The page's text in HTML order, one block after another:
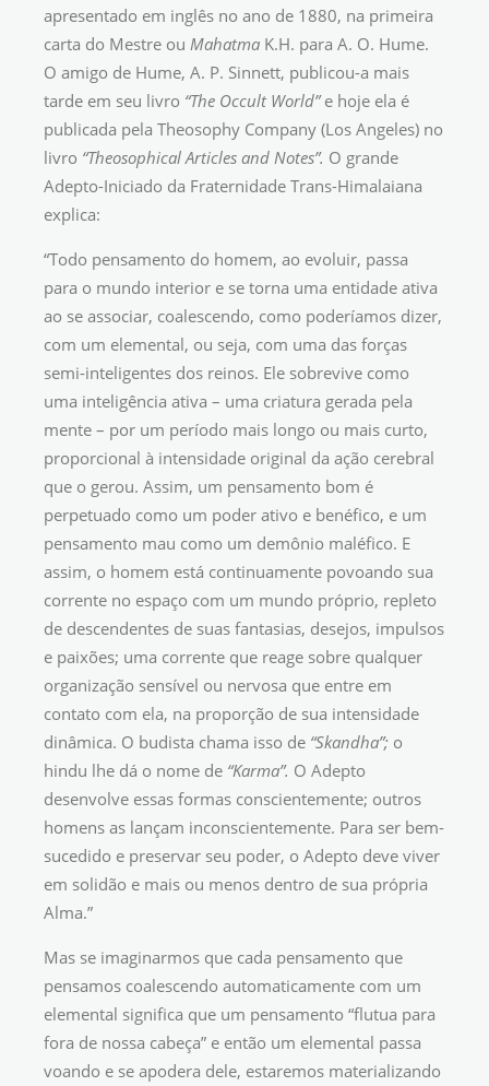
apresentado em inglês no ano de 1880, na primeira
carta do Mestre ou Mahatma K.H. para A. O. Hume.
O amigo de Hume, A. P. Sinnett, publicou-a mais
tarde em seu livro “The Occult World”e hoje ela é
publicada pela Theosophy Company (Los Angeles) no
livro “Theosophical Articles and Notes”. O grande
Adepto-Iniciado da Fraternidade Trans-Himalaiana
explica:
“Todo pensamento do homem, ao evoluir, passa
para o mundo interior e se torna uma entidade ativa
ao se associar, coalescendo, como poderíamos dizer,
com um elemental, ou seja, com uma das forças
semi-inteligentes dos reinos. Ele sobrevive como
uma inteligência ativa – uma criatura gerada pela
mente – por um período mais longo ou mais curto,
proporcional à intensidade original da ação cerebral
que o gerou. Assim, um pensamento bom é
perpetuado como um poder ativo e benéfico, e um
pensamento mau como um demônio maléfico. E
assim, o homem está continuamente povoando sua
corrente no espaço com um mundo próprio, repleto
de descendentes de suas fantasias, desejos, impulsos
e paixões; uma corrente que reage sobre qualquer
organização sensível ou nervosa que entre em
contato com ela, na proporção de sua intensidade
dinâmica. O budista chama isso de “Skandha”; o
hindu lhe dá o nome de “Karma”. O Adepto
desenvolve essas formas conscientemente; outros
homens as lançam inconscientemente. Para ser bem-
sucedido e preservar seu poder, o Adepto deve viver
em solidão e mais ou menos dentro de sua própria
Alma.”
Mas se imaginarmos que cada pensamento que
pensamos coalescendo automaticamente com um
elemental significa que um pensamento “flutua para
fora de nossa cabeça” e então um elemental passa
voando e se apodera dele, estaremos materializando